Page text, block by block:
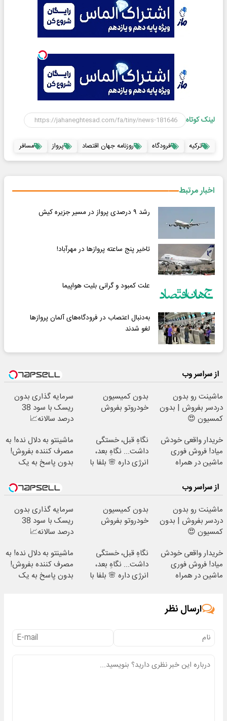
لینک کوتاه
ترکیه فرودگاه روزنامه جهان اقتصاد پرواز مسافر
اخبار مرتبط
رشد ۹ درصدی پرواز در مسیر جزیره کیش
تاخیر پنج ساعته پروازها در مهرآباد!
علت کمبود و گرانی بلیت هواپیما
به‌دنبال اعتصاب در فرودگاه‌های آلمان پروازها
لغو شدند
از سراسر وب
ماشینت رو بدون
دردسر بفروش | بدون
کمسیون 😍
بدون کمیسیون
خودروتو بفروش
سرمایه گذاری بدون
ریسک با سود 38
درصد سالانه📈
خریدار واقعی خودش
میاد! فروش فوری
ماشین در همراه
نگاهِ قبل، خستگی
داشت... نگاهِ بعد،
انرژی داره 🌸 بلفا با
ماشینتو به دلال نده! به
مصرف کننده بفروش!
بدون پاسخ به یک
از سراسر وب
ماشینت رو بدون
دردسر بفروش | بدون
کمسیون 😍
بدون کمیسیون
خودروتو بفروش
سرمایه گذاری بدون
ریسک با سود 38
درصد سالانه📈
خریدار واقعی خودش
میاد! فروش فوری
ماشین در همراه
نگاهِ قبل، خستگی
داشت... نگاهِ بعد،
انرژی داره 🌸 بلفا با
ماشینتو به دلال نده! به
مصرف کننده بفروش!
بدون پاسخ به یک
ارسال نظر